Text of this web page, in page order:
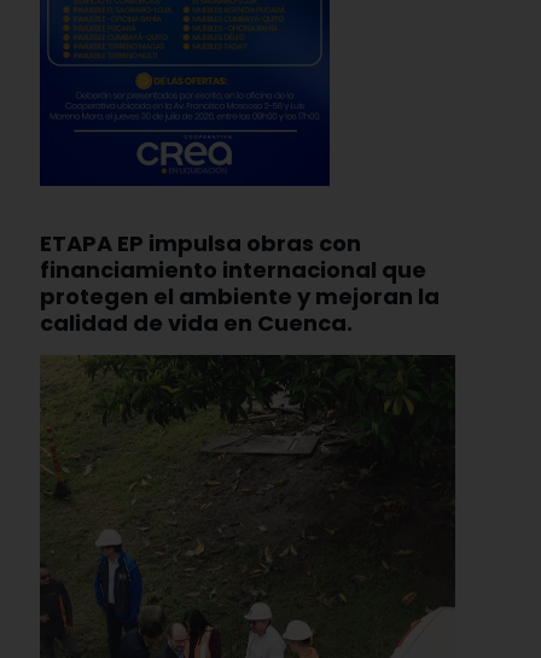
ETAPA EP impulsa obras con
financiamiento internacional que
protegen el ambiente y mejoran la
calidad de vida en Cuenca.